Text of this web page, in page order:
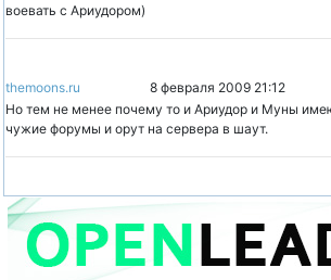
воевать с Ариудором)
themoons.ru
8 февраля 2009 21:12
Но тем не менее почему то и Ариудор и Муны
чужие форумы и орут на сервера в шаут.